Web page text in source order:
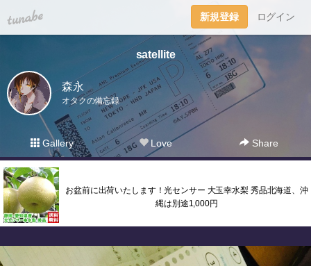
tuna.be 新規登録 ログイン
satellite
森永
オタクの備忘録
Gallery Love Share
お盆前に出荷いたします！光センサー 大玉幸水梨 秀品北海道、沖
縄は別途1,000円